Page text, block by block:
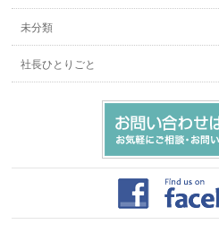
未分類
社長ひとりごと